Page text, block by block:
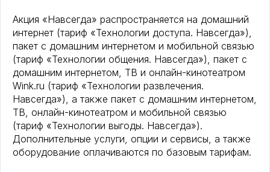
Акция «Навсегда» распространяется на домашний
интернет (тариф «Технологии доступа. Навсегда»),
пакет с домашним интернетом и мобильной связью
(тариф «Технологии общения. Навсегда»), пакет с
домашним интернетом, ТВ и онлайн-кинотеатром
Wink.ru (тариф «Технологии развлечения.
Навсегда»), а также пакет с домашним интернетом,
ТВ, онлайн-кинотеатром и мобильной связью
(тариф «Технологии выгоды. Навсегда»).
Дополнительные услуги, опции и сервисы, а также
оборудование оплачиваются по базовым тарифам.